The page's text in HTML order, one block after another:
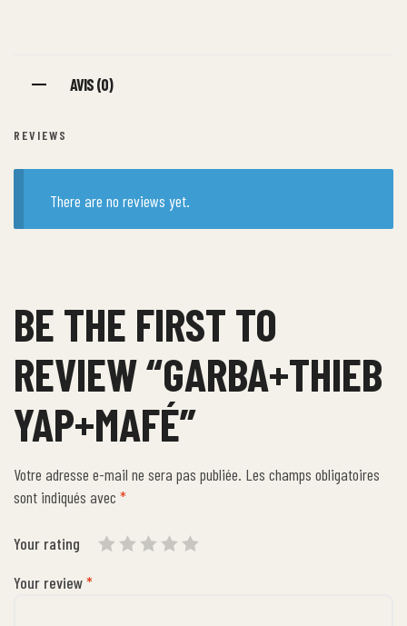
AVIS (0)
REVIEWS
There are no reviews yet.
BE THE FIRST TO
REVIEW “GARBA+THIEB
YAP+MAFÉ”
Votre adresse e-mail ne sera pas publiée. Les champs obligatoires
sont indiqués avec *
Your rating
Your review*